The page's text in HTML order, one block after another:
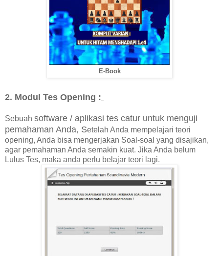
E-Book
2. Modul Tes Opening :
Sebuah software / aplikasi tes catur untuk menguji
pemahaman Anda, Setelah Anda mempelajari teori
opening, Anda bisa mengerjakan Soal-soal yang disajikan,
agar pemahaman Anda semakin kuat. Jika Anda belum
Lulus Tes, maka anda perlu belajar teori lagi.